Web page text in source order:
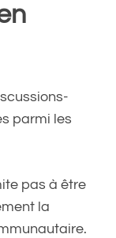
parmi les
pas à être
la